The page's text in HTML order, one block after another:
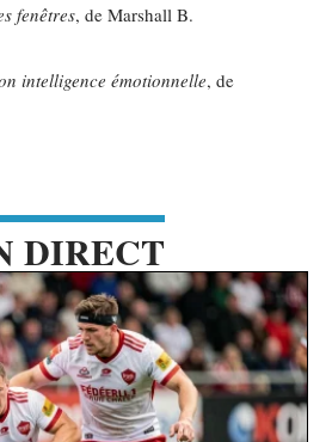
fenêtres, de Marshall B.
intelligence émotionnelle, de
DIRECT